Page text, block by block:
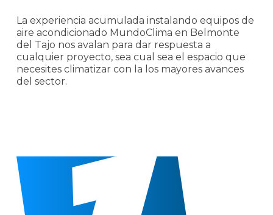
La experiencia acumulada instalando equipos de
aire acondicionado MundoClima en Belmonte
del Tajo nos avalan para dar respuesta a
cualquier proyecto, sea cual sea el espacio que
necesites climatizar con la los mayores avances
del sector.